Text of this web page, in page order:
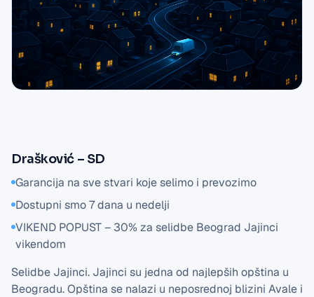
Drašković – SD
Garancija na sve stvari koje selimo i prevozimo
Dostupni smo 7 dana u nedelji
VIKEND POPUST – 30% za selidbe Beograd Jajinci
vikendom
Selidbe Jajinci. Jajinci su jedna od najlepših opština u
Beogradu. Opština se nalazi u neposrednoj blizini Avale i